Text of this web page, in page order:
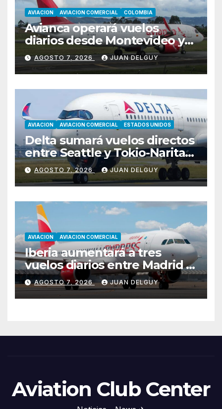
AVIACION AVIACION COMERCIAL COLOMBIA
Avianca operará vuelos
diarios desde Montevideo y
Asunción hacia Bogotá
AGOSTO 7, 2026 JUAN DELGUY
AVIACION AVIACION COMERCIAL ESTADOS UNIDOS
Delta sumará vuelos directos
entre Seattle y Tokio-Narita
desde marzo de 2027
AGOSTO 7, 2026 JUAN DELGUY
AVIACION AVIACION COMERCIAL
Iberia aumentará a tres
vuelos diarios entre Madrid y
Menorca durante el invierno
AGOSTO 7, 2026 JUAN DELGUY
Aviation Club Center